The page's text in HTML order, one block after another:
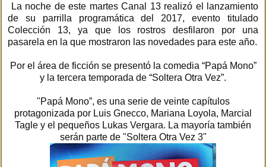
La noche de este martes Canal 13 realizó el lanzamiento
de su parrilla programática del 2017, evento titulado
Colección 13, ya que los rostros desfilaron por una
pasarela en la que mostraron las novedades para este año.
Por el área de ficción se presentó la comedia “Papá Mono”
y la tercera temporada de “Soltera Otra Vez”.
"Papá Mono”, es una serie de veinte capítulos
protagonizada por Luis Gnecco, Mariana Loyola, Marcial
Tagle y el pequeños Lukas Vergara. La mayoría también
serán parte de "Soltera Otra Vez 3"